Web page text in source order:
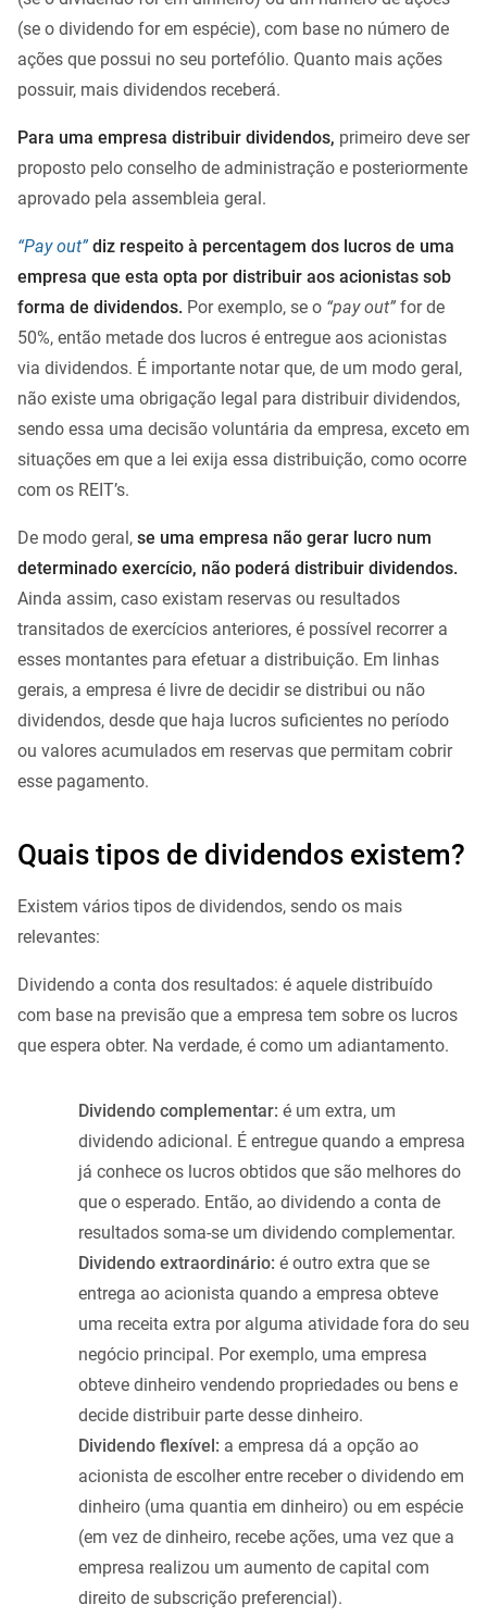
(se o dividendo for em espécie), com base no número de
ações que possui no seu portefólio. Quanto mais ações
possuir, mais dividendos receberá.
Para uma empresa distribuir dividendos, primeiro deve ser
proposto pelo conselho de administração e posteriormente
aprovado pela assembleia geral.
“Pay out” diz respeito à percentagem dos lucros de uma
empresa que esta opta por distribuir aos acionistas sob
forma de dividendos. Por exemplo, se o “pay out” for de
50%, então metade dos lucros é entregue aos acionistas
via dividendos. É importante notar que, de um modo geral,
não existe uma obrigação legal para distribuir dividendos,
sendo essa uma decisão voluntária da empresa, exceto em
situações em que a lei exija essa distribuição, como ocorre
com os REIT’s.
De modo geral, se uma empresa não gerar lucro num
determinado exercício, não poderá distribuir dividendos.
Ainda assim, caso existam reservas ou resultados
transitados de exercícios anteriores, é possível recorrer a
esses montantes para efetuar a distribuição. Em linhas
gerais, a empresa é livre de decidir se distribui ou não
dividendos, desde que haja lucros suficientes no período
ou valores acumulados em reservas que permitam cobrir
esse pagamento.
Quais tipos de dividendos existem?
Existem vários tipos de dividendos, sendo os mais
relevantes:
Dividendo a conta dos resultados: é aquele distribuído
com base na previsão que a empresa tem sobre os lucros
que espera obter. Na verdade, é como um adiantamento.
Dividendo complementar: é um extra, um
dividendo adicional. É entregue quando a empresa
já conhece os lucros obtidos que são melhores do
que o esperado. Então, ao dividendo a conta de
resultados soma-se um dividendo complementar.
Dividendo extraordinário: é outro extra que se
entrega ao acionista quando a empresa obteve
uma receita extra por alguma atividade fora do seu
negócio principal. Por exemplo, uma empresa
obteve dinheiro vendendo propriedades ou bens e
decide distribuir parte desse dinheiro.
Dividendo flexível: a empresa dá a opção ao
acionista de escolher entre receber o dividendo em
dinheiro (uma quantia em dinheiro) ou em espécie
(em vez de dinheiro, recebe ações, uma vez que a
empresa realizou um aumento de capital com
direito de subscrição preferencial).